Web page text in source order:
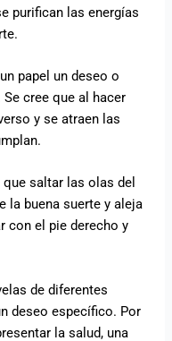
purifican las energías
papel un deseo o
cree que al hacer
y se atraen las
saltar las olas del
la buena suerte y aleja
con el pie derecho y
de diferentes
deseo específico. Por
la salud, una